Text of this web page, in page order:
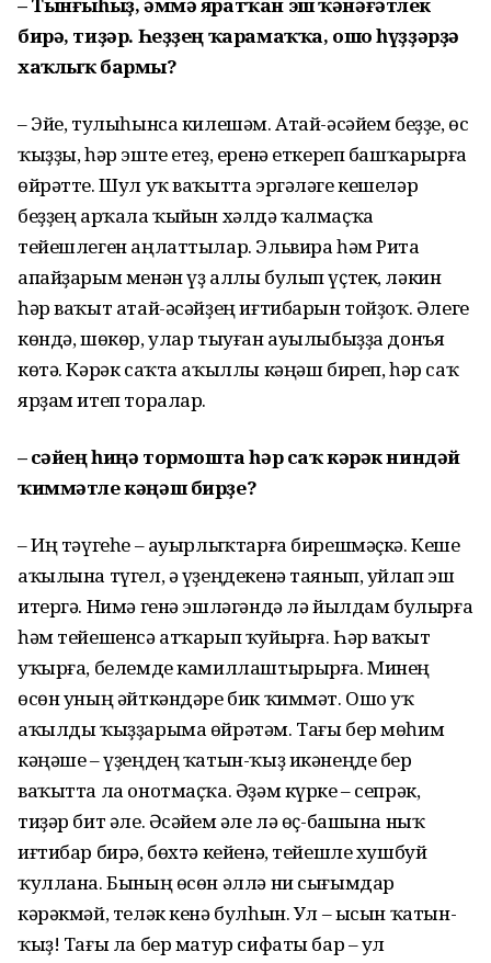
бирә, тиҙәр. Һеҙҙең ҡарамаҡҡа, ошо һүҙҙәрҙә
хаҡлыҡ бармы?
– Эйе, тулыһынса килешәм. Атай-әсәйем беҙҙе, өс
ҡыҙҙы, һәр эште етеҙ, еренә еткереп башҡарырға
өйрәтте. Шул уҡ ваҡытта эргәләге кешеләр
беҙҙең арҡала ҡыйын хәлдә ҡалмаҫҡа
тейешлеген аңлаттылар. Эльвира һәм Рита
апайҙарым менән үҙ аллы булып үҫтек, ләкин
һәр ваҡыт атай-әсәйҙең иғтибарын тойҙоҡ. Әлеге
көндә, шөкөр, улар тыуған ауылыбыҙҙа донъя
көтә. Кәрәк саҡта аҡыллы кәңәш биреп, һәр саҡ
ярҙам итеп торалар.
– Әсәйең һиңә тормошта һәр саҡ кәрәк ниндәй
ҡиммәтле кәңәш бирҙе?
– Иң тәүгеһе – ауырлыҡтарға бирешмәҫкә. Кеше
аҡылына түгел, ә үҙеңдекенә таянып, уйлап эш
итергә. Нимә генә эшләгәндә лә йылдам булырға
һәм тейешенсә атҡарып ҡуйырға. Һәр ваҡыт
уҡырға, белемде камиллаштырырға. Минең
өсөн уның әйткәндәре бик ҡиммәт. Ошо уҡ
аҡылды ҡыҙҙарыма өйрәтәм. Тағы бер мөһим
кәңәше – үҙеңдең ҡатын-ҡыҙ икәнеңде бер
ваҡытта ла онотмаҫҡа. Әҙәм күрке – сепрәк,
тиҙәр бит әле. Әсәйем әле лә өҫ-башына ныҡ
иғтибар бирә, бөхтә кейенә, тейешле хушбуй
ҡуллана. Бының өсөн әллә ни сығымдар
кәрәкмәй, теләк кенә булһын. Ул – ысын ҡатын-
ҡыҙ! Тағы ла бер матур сифаты бар – ул